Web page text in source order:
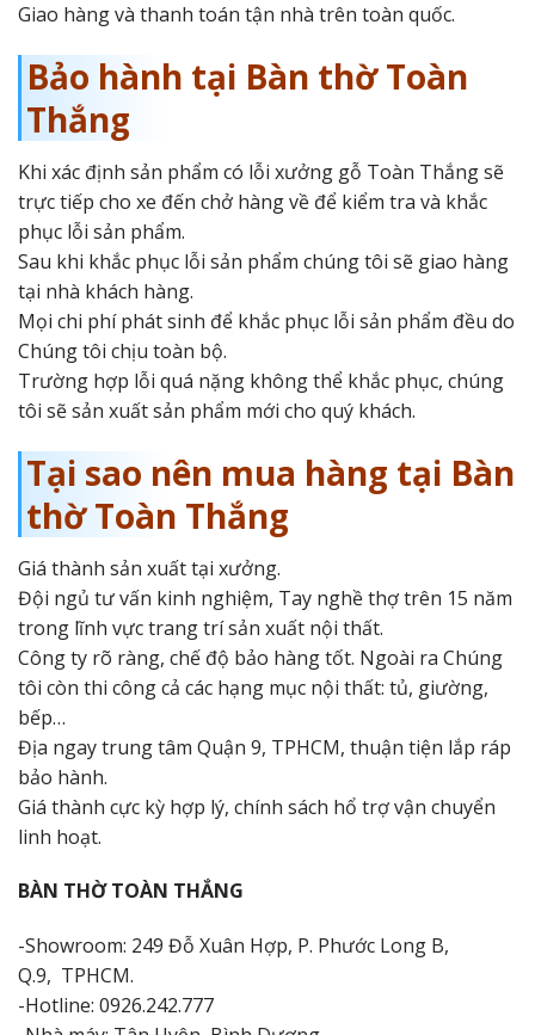
Giao hàng và thanh toán tận nhà trên toàn quốc.
Bảo hành tại Bàn thờ Toàn
Thắng
Khi xác định sản phẩm có lỗi xưởng gỗ Toàn Thắng sẽ
trực tiếp cho xe đến chở hàng về để kiểm tra và khắc
phục lỗi sản phẩm.
Sau khi khắc phục lỗi sản phẩm chúng tôi sẽ giao hàng
tại nhà khách hàng.
Mọi chi phí phát sinh để khắc phục lỗi sản phẩm đều do
Chúng tôi chịu toàn bộ.
Trường hợp lỗi quá nặng không thể khắc phục, chúng
tôi sẽ sản xuất sản phẩm mới cho quý khách.
Tại sao nên mua hàng tại Bàn
thờ Toàn Thắng
Giá thành sản xuất tại xưởng.
Đội ngủ tư vấn kinh nghiệm, Tay nghề thợ trên 15 năm
trong lĩnh vực trang trí sản xuất nội thất.
Công ty rõ ràng, chế độ bảo hàng tốt. Ngoài ra Chúng
tôi còn thi công cả các hạng mục nội thất: tủ, giường,
bếp…
Địa ngay trung tâm Quận 9, TPHCM, thuận tiện lắp ráp
bảo hành.
Giá thành cực kỳ hợp lý, chính sách hổ trợ vận chuyển
linh hoạt.
BÀN THỜ TOÀN THẮNG
-Showroom: 249 Đỗ Xuân Hợp, P. Phước Long B,
Q.9, TPHCM.
-Hotline: 0926.242.777